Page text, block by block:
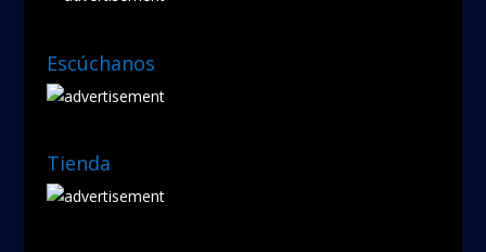
Escúchanos
Tienda